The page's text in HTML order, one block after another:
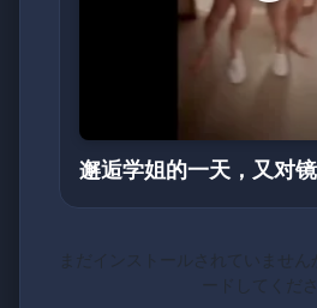
邂逅学姐的一天，又对
まだインストールされていません
ードしてくださ